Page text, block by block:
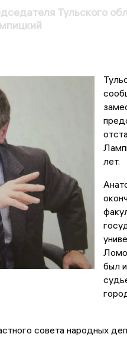
Тульского
лет.
был
совета народных